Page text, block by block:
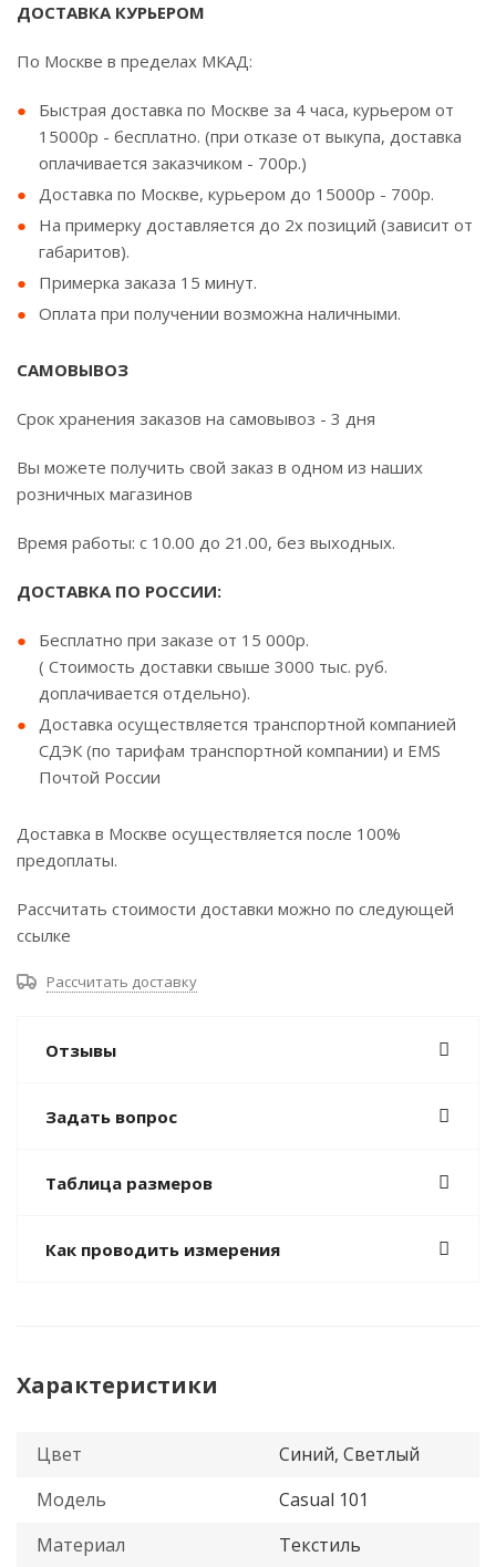
ДОСТАВКА КУРЬЕРОМ
По Москве в пределах МКАД:
Быстрая доставка по Москве за 4 часа, курьером от
15000р - бесплатно. (при отказе от выкупа, доставка
оплачивается заказчиком - 700р.)
Доставка по Москве, курьером до 15000р - 700р.
На примерку доставляется до 2х позиций (зависит от
габаритов).
Примерка заказа 15 минут.
Оплата при получении возможна наличными.
САМОВЫВОЗ
Срок хранения заказов на самовывоз - 3 дня
Вы можете получить свой заказ в одном из наших
розничных магазинов
Время работы: с 10.00 до 21.00, без выходных.
ДОСТАВКА ПО РОССИИ:
Бесплатно при заказе от 15 000р.
( Стоимость доставки свыше 3000 тыс. руб.
доплачивается отдельно).
Доставка осуществляется транспортной компанией
СДЭК (по тарифам транспортной компании) и EMS
Почтой России
Доставка в Москве осуществляется после 100%
предоплаты.
Рассчитать стоимости доставки можно по следующей
ссылке
Рассчитать доставку
Отзывы
Задать вопрос
Таблица размеров
Как проводить измерения
Характеристики
Цвет
Синий, Светлый
Модель
Casual 101
Материал
Текстиль